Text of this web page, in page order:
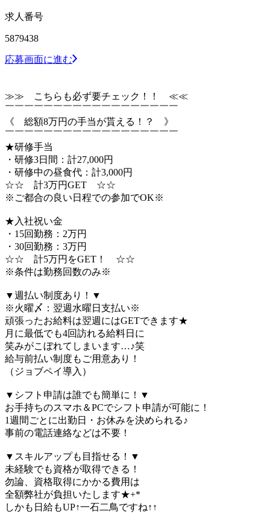
求人番号
5879438
応募画面に進む
≫≫ こちらも必ず要チェック！！ ≪≪
￣￣￣￣￣￣￣￣￣￣￣￣￣￣￣￣￣￣
《 総額8万円の手当が貰える！？ 》
￣￣￣￣￣￣￣￣￣￣￣￣￣￣￣￣￣￣
★研修手当
・研修3日間：計27,000円
・研修中の昼食代：計3,000円
☆☆ 計3万円GET ☆☆
※ご都合の良い日程での参加でOK※
★入社祝い金
・15回勤務：2万円
・30回勤務：3万円
☆☆ 計5万円をGET！ ☆☆
※条件は勤務回数のみ※
▼週払い制度あり！▼
※火曜〆：翌週水曜日支払い※
頑張ったお給料は翌週にはGETできます★
月に最低でも4回訪れる給料日に
笑みがこぼれてしまいます…♪笑
給与前払い制度もご用意あり！
（ジョブペイ導入）
▼シフト申請は誰でも簡単に！▼
お手持ちのスマホ＆PCでシフト申請が可能に！
1週間ごとに出勤日・お休みを決められる♪
事前の電話連絡などは不要！
▼スキルアップも目指せる！▼
未経験でも資格が取得できる！
勿論、資格取得にかかる費用は
全額弊社が負担いたします★+*
しかも日給もUP↑一石二鳥ですね↑↑